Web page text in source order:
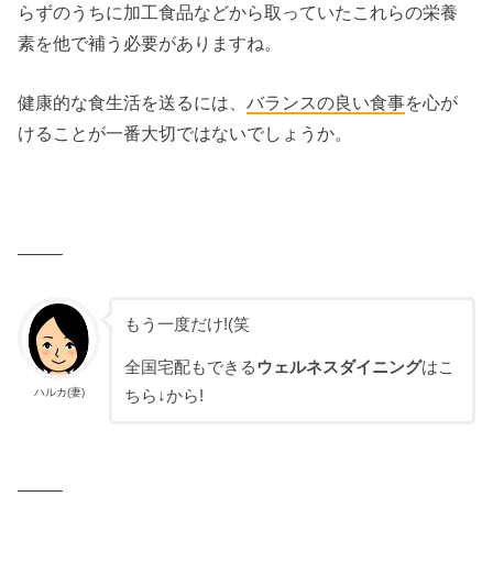
らずのうちに加工食品などから取っていたこれらの栄養
素を他で補う必要がありますね。
健康的な食生活を送るには、バランスの良い食事を心が
けることが一番大切ではないでしょうか。
——–
ハルカ(妻)
もう一度だけ!(笑
全国宅配もできるウェルネスダイニングはこ
ちら↓から!
——–